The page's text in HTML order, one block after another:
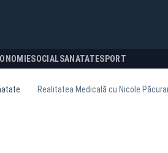
SOCIALSANATATESPORT
Realitatea Medicală cu Nicole